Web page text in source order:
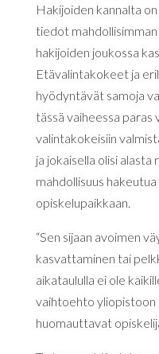
Hakijoiden kannalta
tiedot
hakijoiden joukossa
Etävalintakokeet ja
hyödyntävät samoja
tässä vaiheessa
valintakokeisiin
ja jokaisella olisi
mahdollisuus hakeutua
opiskelupaikkaan.
“Sen sijaan avoimen
kasvattaminen tai
aikataululla ei ole
vaihtoehto yliopistoon
huomauttavat